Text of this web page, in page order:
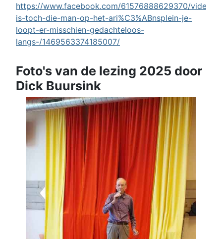
https://www.facebook.com/61576888629370/videos/
is-toch-die-man-op-het-ari%C3%ABnsplein-je-
loopt-er-misschien-gedachteloos-
langs-/1469563374185007/
Foto's van de lezing 2025 door
Dick Buursink